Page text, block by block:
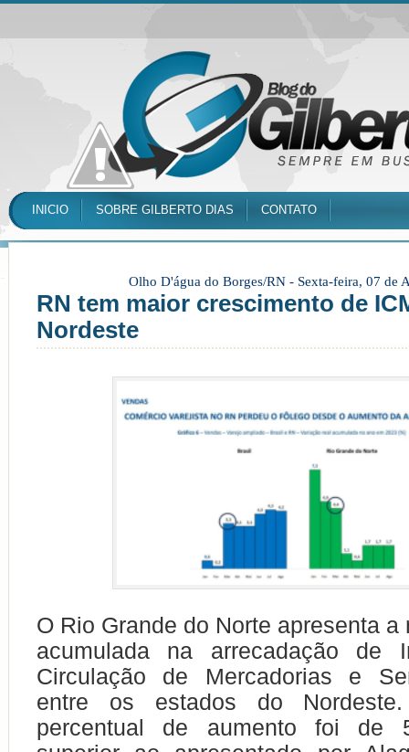
INICIO SOBRE GILBERTO DIAS CONTATO
Olho D'água do Borges/RN - Sexta-feira, 07 de
RN tem maior crescimento de
Nordeste
O Rio Grande do Norte apresenta a
acumulada na arrecadação de
Circulação de Mercadorias e
entre os estados do
percentual de aumento foi de